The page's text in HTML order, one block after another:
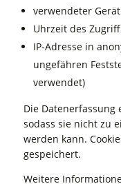
ver­wen­de­ter
Uhr­zeit des
IP-Adres­se in
unge­fäh­ren
verwendet)
Die
sodass sie nicht zu
wer­den kann.
gespeichert.
Wei­te­re